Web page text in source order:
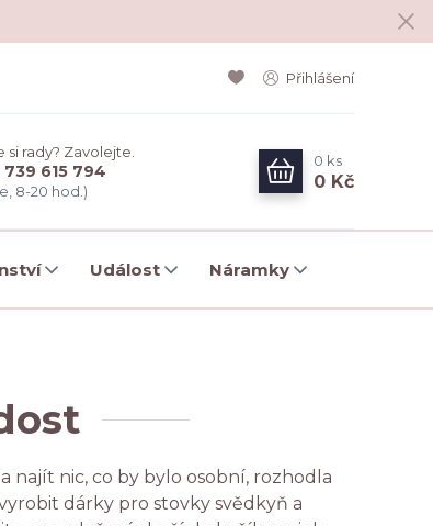
Přihlášení
si rady? Zavolejte.
739 615 794
8-20 hod.)
0 ks
0 Kč
Událost Náramky
najít nic, co by bylo osobní, rozhodla
dárky pro stovky svědkyň a